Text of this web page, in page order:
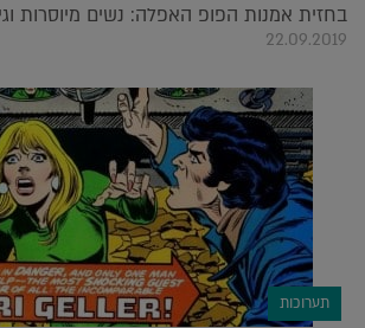
בחזית אמנות הפופ האפלה: נשים מיוסרות
22.09.2019
תערוכות